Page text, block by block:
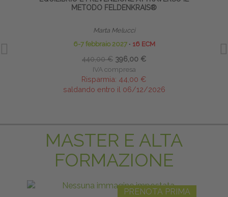
METODO FELDENKRAIS®
Marta Melucci
6-7 febbraio 2027 ∙ 16 ECM
440,00 € 396,00 €
IVA compresa
Risparmia: 44,00 €
saldando entro il 06/12/2026
MASTER E ALTA
FORMAZIONE
PRENOTA PRIMA